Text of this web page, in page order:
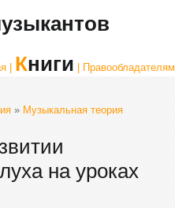
| Книги | Правообладателям
» Музыкальная теория
на уроках